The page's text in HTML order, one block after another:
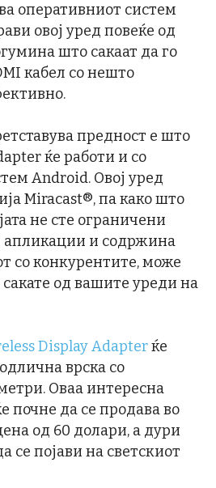
оперативниот систем
овој уред повеќе од
што сакаат да го
кабел со нешто
предност е што
ќе работи и со
Android. Овој уред
Miracast®, па како што
не сте ограничени
апликации и содржина
со конкурентите, може
од вашите уреди на
Display Adapterќе
врска со
Оваа интересна
почне да се продава во
од 60 долари, а дури
се појави на светскиот